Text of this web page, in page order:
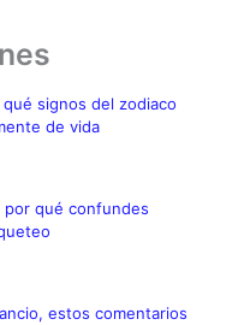
signos del zodiaco
de vida
por qué confundes
estos comentarios